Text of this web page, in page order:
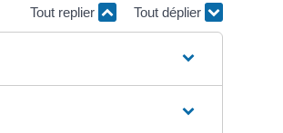
Tout replier Tout déplier